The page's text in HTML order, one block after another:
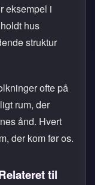
eksempel i
hus
struktur
ofte på
rum, der
ånd. Hvert
der kom før os.
til